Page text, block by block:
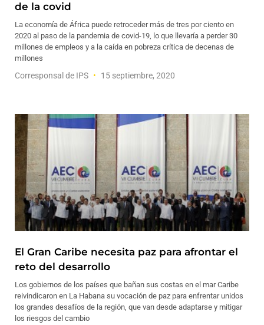
de la covid
La economía de África puede retroceder más de tres por ciento en
2020 al paso de la pandemia de covid-19, lo que llevaría a perder 30
millones de empleos y a la caída en pobreza crítica de decenas de
millones
Corresponsal de IPS 15 septiembre, 2020
El Gran Caribe necesita paz para afrontar el
reto del desarrollo
Los gobiernos de los países que bañan sus costas en el mar Caribe
reivindicaron en La Habana su vocación de paz para enfrentar unidos
los grandes desafíos de la región, que van desde adaptarse y mitigar
los riesgos del cambio